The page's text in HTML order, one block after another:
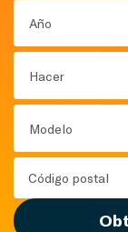
Año
Hacer
Modelo